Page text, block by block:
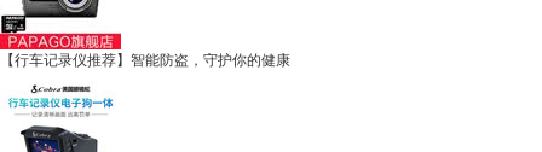
【行车记录仪推荐】智能防盗，守护你的健康